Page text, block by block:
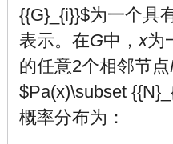
{{G}_{i}}$为一个具
表示。在G中，x为
的任意2个相邻节点
$Pa(x)\subset
概率分布为：